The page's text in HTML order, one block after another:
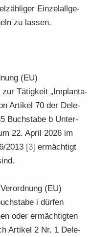
Ein­zel­all­ge­
zu las­sen.
(EU)
Tä­tig­keit „Im­plan­ta­
Ar­ti­kel 70 der De­le­
Buch­sta­be b Un­ter­
22. April 2026 im
2013 [3] er­mäch­tigt
(EU)
i dür­fen
oder er­mäch­tig­ten
Ar­ti­kel 2 Nr. 1 De­le­